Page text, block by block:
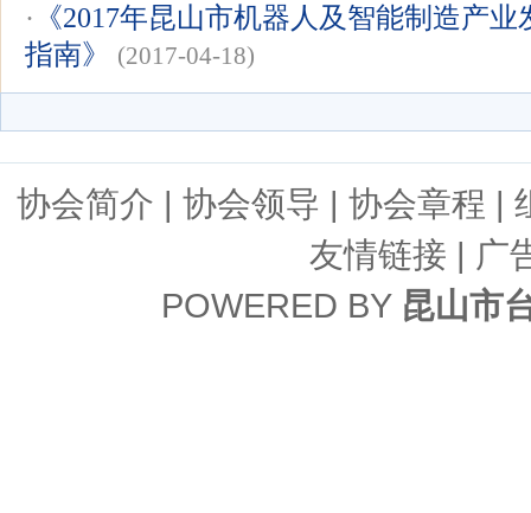
· 《2017年昆山市机器人及智能制造产
指南》
(2017-04-18)
协会简介 | 协会领导 | 协会章程 |
友情链接 | 广
POWERED BY 昆山市